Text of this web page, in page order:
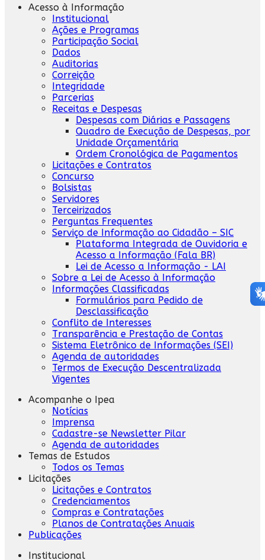
Acesso à Informação
Institucional
Ações e Programas
Participação Social
Dados
Auditorias
Correição
Integridade
Parcerias
Receitas e Despesas
Despesas com Diárias e Passagens
Quadro de Execução de Despesas, por
Unidade Orçamentária
Ordem Cronológica de Pagamentos
Licitações e Contratos
Concurso
Bolsistas
Servidores
Terceirizados
Perguntas Frequentes
Serviço de Informação ao Cidadão – SIC
Plataforma Integrada de Ouvidoria e
Acesso a Informação (Fala BR)
Lei de Acesso a Informação - LAI
Sobre a Lei de Acesso à Informação
Informações Classificadas
Formulários para Pedido de
Desclassificação
Conflito de Interesses
Transparência e Prestação de Contas
Sistema Eletrônico de Informações (SEI)
Agenda de autoridades
Termos de Execução Descentralizada
Vigentes
Acompanhe o Ipea
Notícias
Imprensa
Cadastre-se Newsletter Pilar
Agenda de autoridades
Temas de Estudos
Todos os Temas
Licitações
Licitações e Contratos
Credenciamentos
Compras e Contratações
Planos de Contratações Anuais
Publicações
Institucional